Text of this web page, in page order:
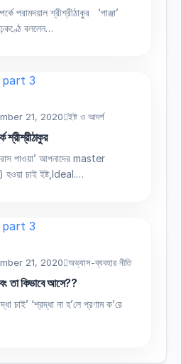
পরামদয়াল শ্রীশ্রীঠাকুর ‘পাঞ্জা’
বললেন…
21, 2020 ইষ্ট ও আদর্শ
শ্রীশ্রীঠাকুর
পাওয়া’ আপনাদের master
চাই ইষ্ট,Ideal.…
21, 2020 অভ্যাস-ব্যবহার নীতি
তা কিভাবে আসে??
চাই’ ‘শ্রদ্ধা না হ’লে প্রণাম ক’রে